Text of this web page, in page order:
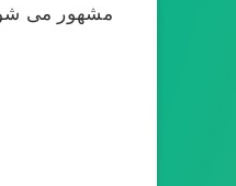
مشهور می